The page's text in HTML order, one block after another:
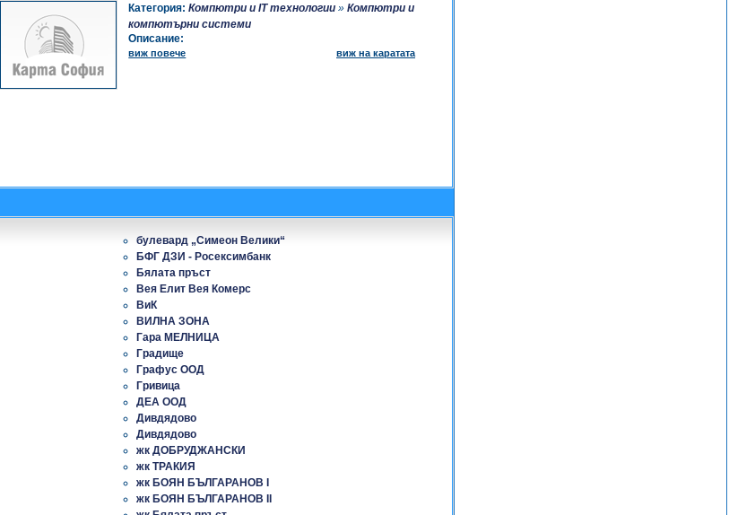
Категория: Компютри и IT технологии »Компютри и
компютърни системи
Описание:
виж повече виж на каратата
булевард „Симеон Велики“
БФГ ДЗИ - Росексимбанк
Бялата пръст
Вея Елит Вея Комерс
ВиК
ВИЛНА ЗОНА
Гара МЕЛНИЦА
Градище
Графус ООД
Гривица
ДЕА ООД
Дивдядово
Дивдядово
жк ДОБРУДЖАНСКИ
жк ТРАКИЯ
жк БОЯН БЪЛГАРАНОВ I
жк БОЯН БЪЛГАРАНОВ II